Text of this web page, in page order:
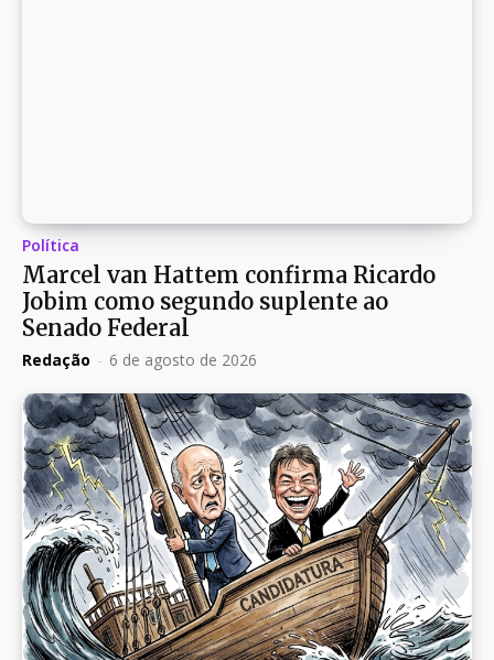
Política
Marcel van Hattem confirma Ricardo
Jobim como segundo suplente ao
Senado Federal
Redação - 6 de agosto de 2026